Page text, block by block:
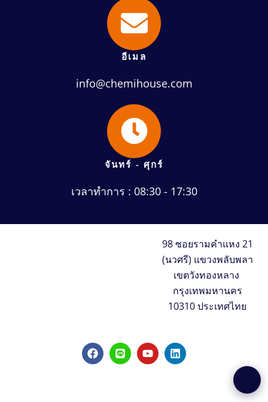
อีเมล
info@chemihouse.com
จันทร์ - ศุกร์
เวลาทำการ : 08:30 - 17:30
98 ซอยรามคำแหง 21
(นวศรี) แขวงพลับพลา
เขตวังทองหลาง
กรุงเทพมหานคร
10310 ประเทศไทย
F
a
c
L
i
n
Y
o
u
L
i
n